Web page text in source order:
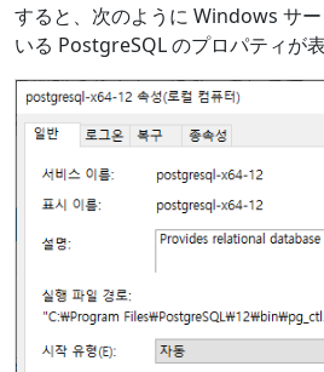
すると、次のように Windows サ
いる PostgreSQL のプロパティが表